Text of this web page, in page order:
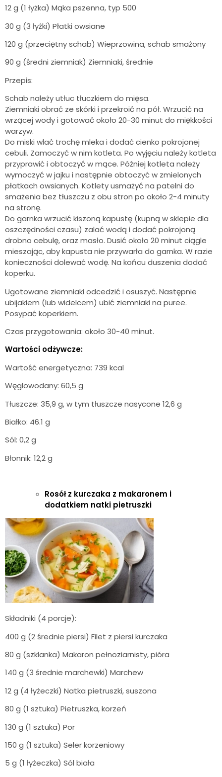
12 g (1 łyżka) Mąka pszenna, typ 500
30 g (3 łyżki) Płatki owsiane
120 g (przeciętny schab) Wieprzowina, schab smażony
90 g (średni ziemniak) Ziemniaki, średnie
Przepis:
Schab należy utłuc tłuczkiem do mięsa.
Ziemniaki obrać ze skórki i przekroić na pół. Wrzucić na
wrzącej wody i gotować około 20-30 minut do miękkości
warzyw.
Do miski wlać trochę mleka i dodać cienko pokrojonej
cebuli. Zamoczyć w nim kotleta. Po wyjęciu należy kotleta
przyprawić i obtoczyć w mące. Później kotleta należy
wymoczyć w jajku i następnie obtoczyć w zmielonych
płatkach owsianych. Kotlety usmażyć na patelni do
smażenia bez tłuszczu z obu stron po około 2-4 minuty
na stronę.
Do garnka wrzucić kiszoną kapustę (kupną w sklepie dla
oszczędności czasu) zalać wodą i dodać pokrojoną
drobno cebulę, oraz masło. Dusić około 20 minut ciągle
mieszając, aby kapusta nie przywarła do garnka. W razie
konieczności dolewać wodę. Na końcu duszenia dodać
koperku.
Ugotowane ziemniaki odcedzić i osuszyć. Następnie
ubijakiem (lub widelcem) ubić ziemniaki na puree.
Posypać koperkiem.
Czas przygotowania: około 30-40 minut.
Wartości odżywcze:
Wartość energetyczna: 739 kcal
Węglowodany: 60,5 g
Tłuszcze: 35,9 g, w tym tłuszcze nasycone 12,6 g
Białko: 46.1 g
Sól: 0,2 g
Błonnik: 12,2 g
Rosół z kurczaka z makaronem i
dodatkiem natki pietruszki
Składniki (4 porcje):
400 g (2 średnie piersi) Filet z piersi kurczaka
80 g (szklanka) Makaron pełnoziarnisty, pióra
140 g (3 średnie marchewki) Marchew
12 g (4 łyżeczki) Natka pietruszki, suszona
80 g (1 sztuka) Pietruszka, korzeń
130 g (1 sztuka) Por
150 g (1 sztuka) Seler korzeniowy
5 g (1 łyżeczka) Sól biała